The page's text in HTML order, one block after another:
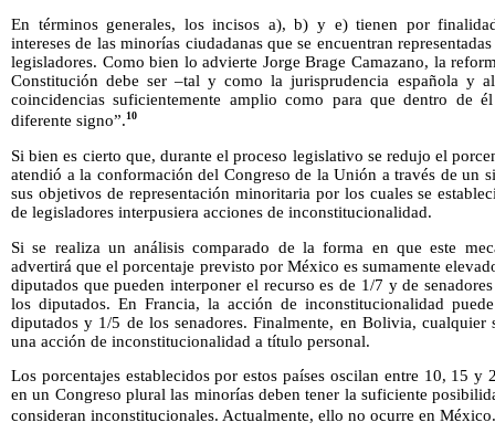
En términos generales, los incisos a), b) y e) tienen por
intereses de las minorías ciudadanas que se encuentran
legisladores. Como bien lo advierte Jorge Brage Camazano, la
Constitución debe ser –tal y como la jurisprudencia española y
coincidencias suficientemente amplio como para que dentro de
diferente signo”.10
Si bien es cierto que, durante el proceso legislativo se redujo el
atendió a la conformación del Congreso de la Unión a través de un
sus objetivos de representación minoritaria por los cuales se
de legisladores interpusiera acciones de inconstitucionalidad.
Si se realiza un análisis comparado de la forma en que este
advertirá que el porcentaje previsto por México es sumamente
diputados que pueden interponer el recurso es de 1/7 y de
los diputados. En Francia, la acción de inconstitucionalidad
diputados y 1/5 de los senadores. Finalmente, en Bolivia, cualquier
una acción de inconstitucionalidad a título personal.
Los porcentajes establecidos por estos países oscilan entre 10, 15
en un Congreso plural las minorías deben tener la suficiente
consideran inconstitucionales. Actualmente, ello no ocurre en México.